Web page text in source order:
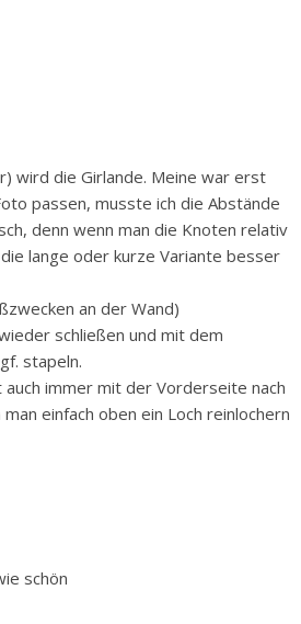
wird die Girlande. Meine war erst
passen, musste ich die Abstände
denn wenn man die Knoten relativ
lange oder kurze Variante besser
an der Wand)
schließen und mit dem
stapeln.
immer mit der Vorderseite nach
einfach oben ein Loch reinlochern
schön